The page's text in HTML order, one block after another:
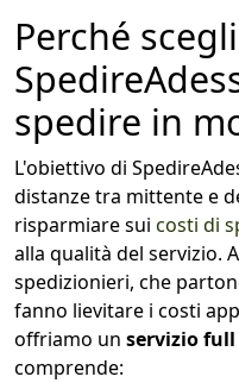
Perché
spedire in
L'obiettivo di
distanze tra mittente e
risparmiare sui costi di
alla qualità del servizio.
spedizionieri, che
fanno lievitare i costi
offriamo un servizio
comprende: